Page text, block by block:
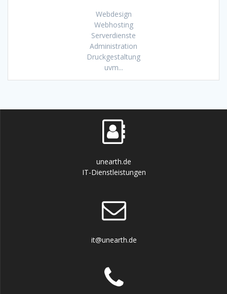
Webdesign
Webhosting
Serverdienste
Administration
Druckgestaltung
uvm...
unearth.de
IT-Dienstleistungen
it@unearth.de